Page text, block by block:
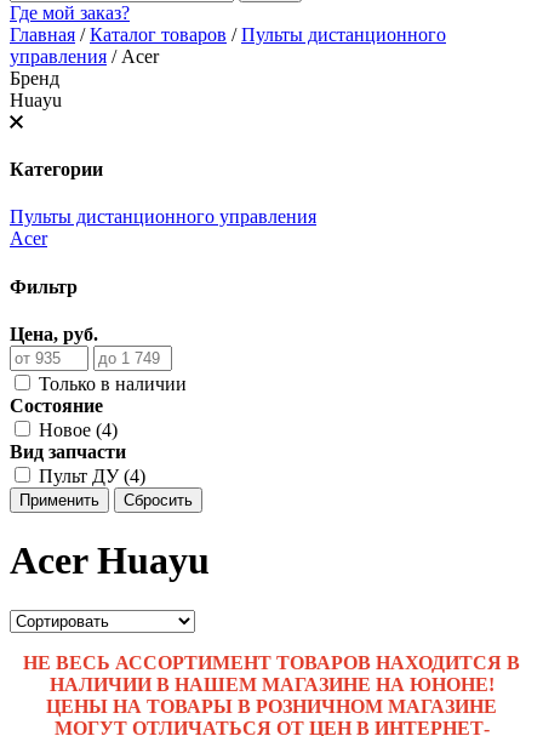
Где мой заказ?
Главная /Каталог товаров /Пульты дистанционного
управления / Acer
Бренд
Huayu
Категории
Пульты дистанционного управления
Acer
Фильтр
Цена, руб.
Только в наличии
Состояние
Новое (4)
Вид запчасти
Пульт ДУ (4)
Применить Сбросить
Acer Huayu
НЕ ВЕСЬ АССОРТИМЕНТ ТОВАРОВ НАХОДИТСЯ В
НАЛИЧИИ В НАШЕМ МАГАЗИНЕ НА ЮНОНЕ!
ЦЕНЫ НА ТОВАРЫ В РОЗНИЧНОМ МАГАЗИНЕ
МОГУТ ОТЛИЧАТЬСЯ ОТ ЦЕН В ИНТЕРНЕТ-